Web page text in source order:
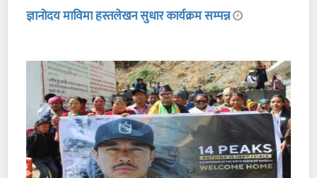
ज्ञानोदय माविमा हस्तलेखन सुधार कार्यक्रम सम्पन्न